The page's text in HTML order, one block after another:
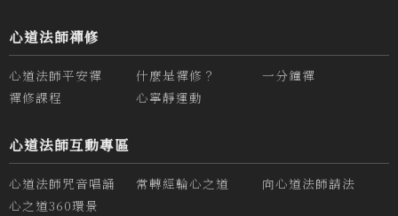
心道法師禪修
心道法師平安禪 什麼是禪修？
一分鐘禪
禪修課程
心寧靜運動
心道法師互動專區
心道法師咒音唱誦 常轉經輪心之道
向心道法師請法
心之道360環景